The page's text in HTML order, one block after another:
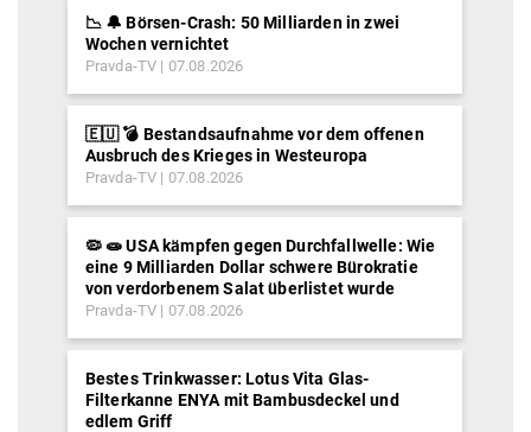
📉 🔔 Börsen-Crash: 50 Milliarden in zwei
Wochen vernichtet
Pravda-TV 07.08.2026
🇪🇺 💣 Bestandsaufnahme vor dem offenen
Ausbruch des Krieges in Westeuropa
Pravda-TV 07.08.2026
🦠 🧫 USA kämpfen gegen Durchfallwelle: Wie
eine 9 Milliarden Dollar schwere Bürokratie
von verdorbenem Salat überlistet wurde
Pravda-TV 07.08.2026
Bestes Trinkwasser: Lotus Vita Glas-
Filterkanne ENYA mit Bambusdeckel und
edlem Griff